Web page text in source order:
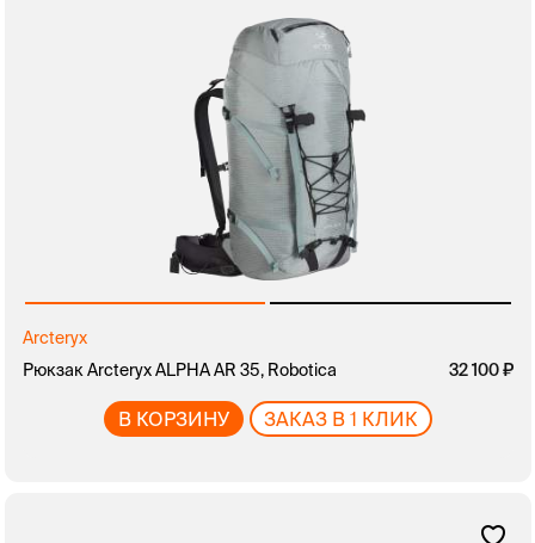
Arcteryx
Рюкзак Arcteryx ALPHA AR 35, Robotica
32 100
В КОРЗИНУ ЗАКАЗ В 1 КЛИК